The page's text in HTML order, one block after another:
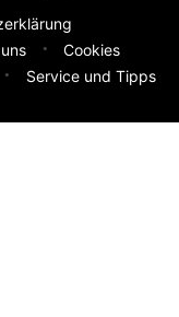
Cookies
Service und Tipps